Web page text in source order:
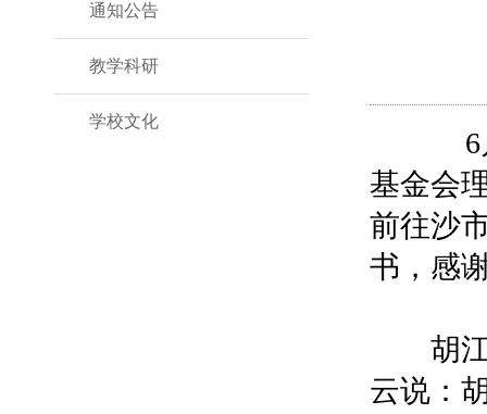
通知公告
教学科研
学校文化
6月
基金会
前往沙
书，感
胡江
云说：